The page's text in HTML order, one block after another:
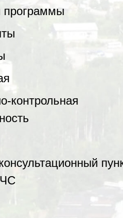
программы
контрольная